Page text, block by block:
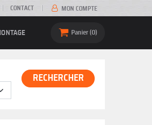
CONTACT MON COMPTE
Panier 0
RECHERCHER